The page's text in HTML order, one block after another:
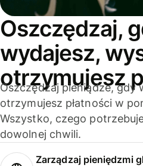
Oszczędzaj,
wydajesz,
otrzymujesz
Oszczędzaj pieniądze, gdy
otrzymujesz płatności w
Wszystko, czego
dowolnej chwili.
Zarządzaj pieniędzmi